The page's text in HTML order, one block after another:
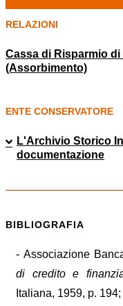
RELAZIONI
Cassa di Risparmio
(Assorbimento)
ENTE CONSERVATORE
L'Archivio Storico
documentazione
BIBLIOGRAFIA
- Associazione
di credito e
Italiana, 1959, p. 194;